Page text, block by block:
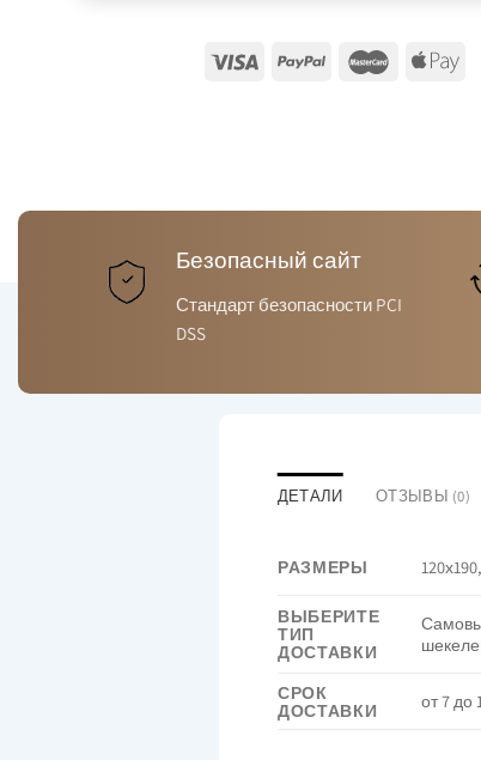
Безопасный сайт
Стандарт безопасности PCI
DSS
ДЕТАЛИ ОТЗЫВЫ (0)
РАЗМЕРЫ
ВЫБЕРИТЕ
ТИП
ДОСТАВКИ
СРОК
ДОСТАВКИ от 7 до